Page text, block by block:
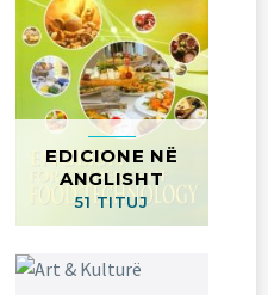
EDICIONE NË
ANGLISHT
51 TITUJ